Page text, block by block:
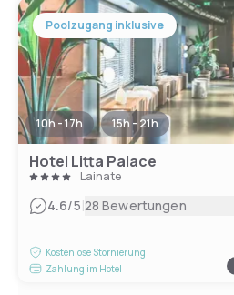
Poolzugang inklusive
10h - 17h 15h - 21h
Hotel Litta Palace
Lainate
4.6/5|28 Bewertungen
Kostenlose Stornierung
Zahlung im Hotel